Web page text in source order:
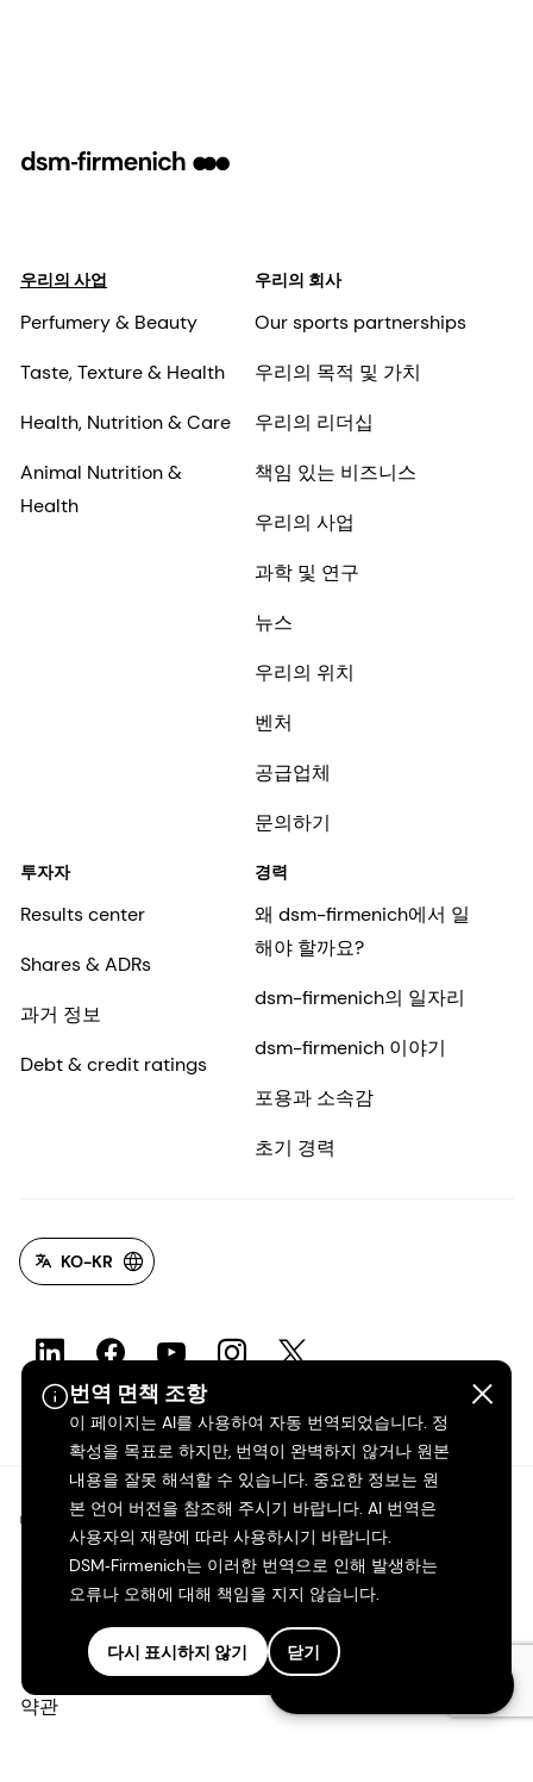
Follow us on LinkedIn
번역 면책 조항
이 페이지는 AI를 사용하여 자동 번역되었습니다. 정
확성을 목표로 하지만, 번역이 완벽하지 않거나 원본
내용을 잘못 해석할 수 있습니다. 중요한 정보는 원
본 언어 버전을 참조해 주시기 바랍니다. AI 번역은
사용자의 재량에 따라 사용하시기 바랍니다.
DSM‑Firmenich는 이러한 번역으로 인해 발생하는
오류나 오해에 대해 책임을 지지 않습니다.
다시 표시하지 않기 닫기
우리의 사업
Perfumery & Beauty
Taste, Texture & Health
Health, Nutrition & Care
Animal Nutrition &
Health
우리의 회사
Our sports partnerships
우리의 목적 및 가치
우리의 리더십
책임 있는 비즈니스
우리의 사업
과학 및 연구
뉴스
우리의 위치
벤처
공급업체
문의하기
투자자
Results center
Shares & ADRs
과거 정보
Debt & credit ratings
경력
왜 dsm-firmenich에서 일
해야 할까요?
dsm-firmenich의 일자리
dsm-firmenich 이야기
포용과 소속감
초기 경력
KO-KR
©2026 dsm-firmenich. 모든 권리 보유.
개인정보 보호 고지
이용 약관
약관